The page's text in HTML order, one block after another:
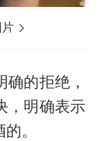
的拒绝，
，明确表示
。